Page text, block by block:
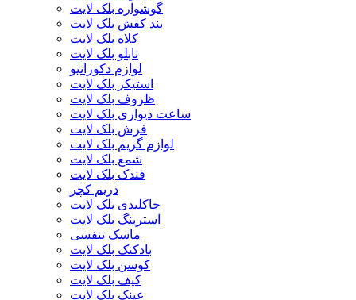
گوشواره بلک لایت
بند کفش بلک لایت
کلاه بلک لایت
تابلو بلک لایت
لوازم دکوراتیو
استیکر بلک لایت
ظروف بلک لایت
ساعت دیواری بلک لایت
فرش بلک لایت
لوازم گریم بلک لایت
شمع بلک لایت
فندک بلک لایت
دریم کچر
جاکلیدی بلک لایت
استرینگ بلک لایت
ماسک تنفسی
بادکنک بلک لایت
کوسن بلک لایت
کیف بلک لایت
عینک بلک لایت